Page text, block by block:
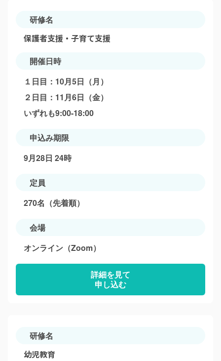
研修名
保護者支援・子育て支援
開催日時
１日目：10月5日（月）
２日目：11月6日（金）
いずれも9:00-18:00
申込み期限
9月28日 24時
定員
270名（先着順）
会場
オンライン（Zoom）
詳細を見て
申し込む
研修名
幼児教育